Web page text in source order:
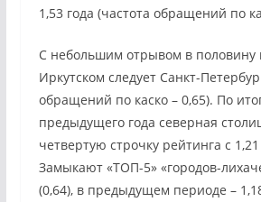
1,53 года (частота обращений по
С небольшим отрывом в половину
Иркутском следует Санкт-
обращений по каско – 0,65). По
предыдущего года северная
четвертую строчку рейтинга с 1,21
Замыкают «ТОП-5» «городов-
(0,64), в предыдущем периоде –